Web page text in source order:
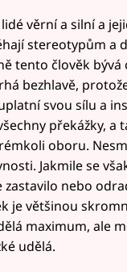
věrní a silní a
stereotypům a
tento člověk bývá
bezhlavě,
svou sílu a
překážky, a
oboru.
Jakmile se
zastavilo nebo
je většinou
maximum, ale
udělá.